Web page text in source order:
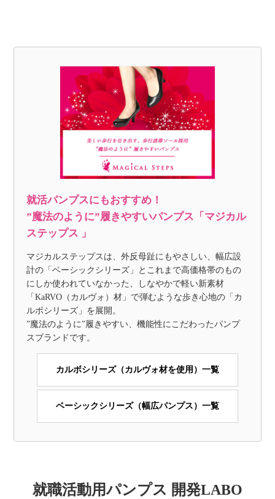
就活パンプスにもおすすめ！
”魔法のように”履きやすいパンプス「マジカル
ステップス 」
マジカルステップスは、外反母趾にもやさしい、幅広設
計の「ベーシックシリーズ」とこれまで高価格帯のもの
にしか使われていなかった、しなやかで軽い新素材
「KaRVO（カルヴォ）材」で弾むような歩き心地の「カ
ルボシリーズ」を展開。
”魔法のように”履きやすい、機能性にこだわったパンプ
スブランドです。
カルボシリーズ（カルヴォ材を使用）一覧
ベーシックシリーズ（幅広パンプス）一覧
就職活動用パンプス 開発LABO